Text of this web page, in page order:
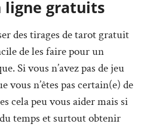
ligne gratuits
des tirages de tarot gratuit
de les faire pour un
Si vous n’avez pas de jeu
vous n’êtes pas certain(e) de
cela peu vous aider mais si
temps et surtout obtenir